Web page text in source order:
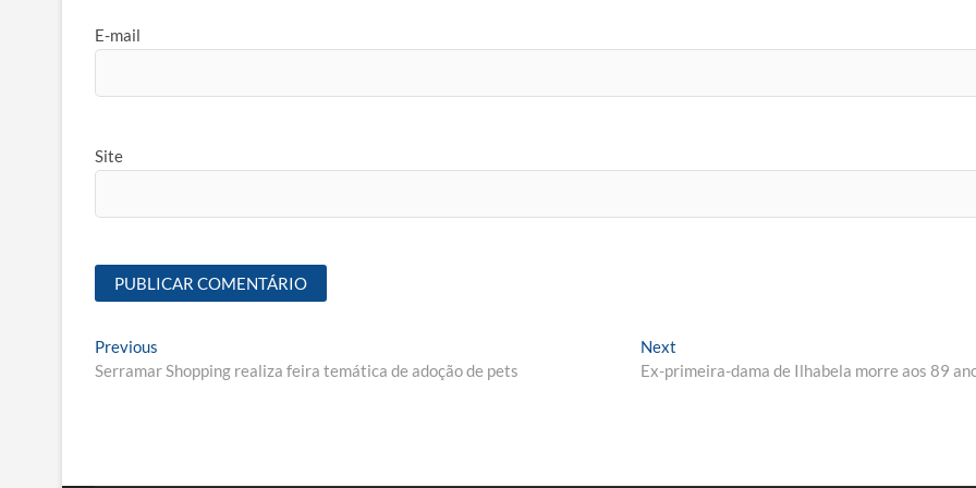
E-mail
Site
Navegação
de
Previous
post:
Serramar Shopping realiza feira temática de adoção de pets
Next
post:
Ex-primeira-dama de Ilhabela morre aos 89